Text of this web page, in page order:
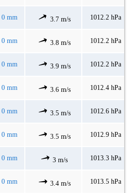
0 mm 3.7 m/s 1012.2 hPa
0 mm 3.8 m/s 1012.2 hPa
0 mm 3.9 m/s 1012.2 hPa
0 mm 3.6 m/s 1012.4 hPa
0 mm 3.5 m/s 1012.6 hPa
0 mm 3.5 m/s 1012.9 hPa
0 mm 3 m/s 1013.3 hPa
0 mm 3.4 m/s 1013.5 hPa